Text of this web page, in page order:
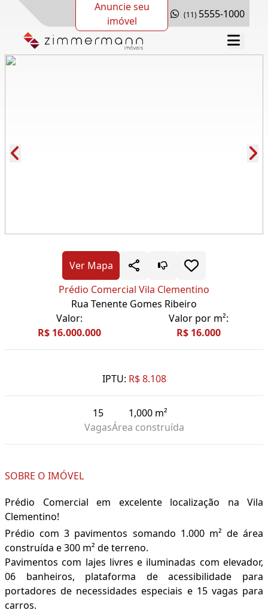
Anuncie seu
imóvel
(11) 5555-1000
Ver Mapa
Prédio Comercial Vila Clementino
Rua Tenente Gomes Ribeiro
Valor:
R$ 16.000.000
Valor por m²:
R$ 16.000
IPTU: R$ 8.108
15
Vagas
1,000 m²
Área construída
SOBRE O IMÓVEL
Prédio Comercial em excelente localização na Vila
Clementino!
Prédio com 3 pavimentos somando 1.000 m² de área
construída e 300 m² de terreno.
Pavimentos com lajes livres e iluminadas com elevador,
06 banheiros, plataforma de acessibilidade para
portadores de necessidades especiais e 15 vagas para
carros.